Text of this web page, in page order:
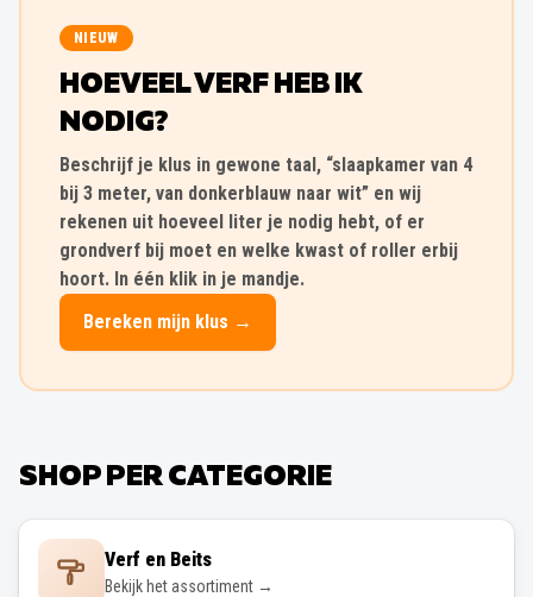
NIEUW
HOEVEEL VERF HEB IK
NODIG?
Beschrijf je klus in gewone taal, “slaapkamer van 4
bij 3 meter, van donkerblauw naar wit” en wij
rekenen uit hoeveel liter je nodig hebt, of er
grondverf bij moet en welke kwast of roller erbij
hoort. In één klik in je mandje.
Bereken mijn klus →
SHOP PER CATEGORIE
Verf en Beits
Bekijk het assortiment →